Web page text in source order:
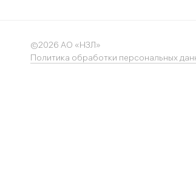
©2026 АО «НЗЛ»
Политика обработки персональных